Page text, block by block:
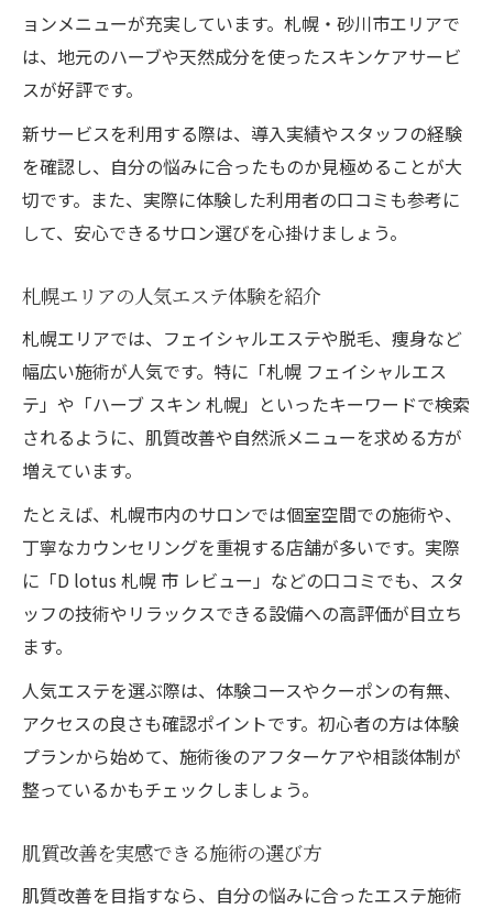
ョンメニューが充実しています。札幌・砂川市エリアで
は、地元のハーブや天然成分を使ったスキンケアサービ
スが好評です。
新サービスを利用する際は、導入実績やスタッフの経験
を確認し、自分の悩みに合ったものか見極めることが大
切です。また、実際に体験した利用者の口コミも参考に
して、安心できるサロン選びを心掛けましょう。
札幌エリアの人気エステ体験を紹介
札幌エリアでは、フェイシャルエステや脱毛、痩身など
幅広い施術が人気です。特に「札幌 フェイシャルエス
テ」や「ハーブ スキン 札幌」といったキーワードで検索
されるように、肌質改善や自然派メニューを求める方が
増えています。
たとえば、札幌市内のサロンでは個室空間での施術や、
丁寧なカウンセリングを重視する店舗が多いです。実際
に「D lotus 札幌 市 レビュー」などの口コミでも、スタ
ッフの技術やリラックスできる設備への高評価が目立ち
ます。
人気エステを選ぶ際は、体験コースやクーポンの有無、
アクセスの良さも確認ポイントです。初心者の方は体験
プランから始めて、施術後のアフターケアや相談体制が
整っているかもチェックしましょう。
肌質改善を実感できる施術の選び方
肌質改善を目指すなら、自分の悩みに合ったエステ施術